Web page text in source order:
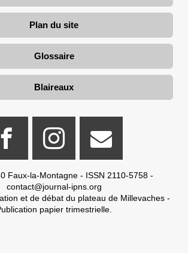
Plan du site
Glossaire
Blaireaux
Faux-la-Montagne - ISSN 2110-5758 -
contact@journal-ipns.org
et de débat du plateau de Millevaches -
papier trimestrielle.